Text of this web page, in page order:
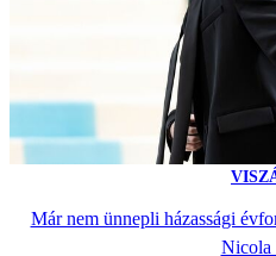
Már nem ünnepli házassági
Nicola